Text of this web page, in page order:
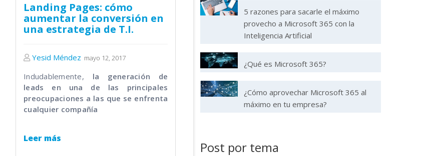
Landing Pages: cómo
aumentar la conversión en
una estrategia de T.I.
Yesid Méndez mayo 12, 2017
Indudablemente, la generación de
leads en una de las principales
preocupaciones a las que se enfrenta
cualquier compañía
Leer más
5 razones para sacarle el máximo
provecho a Microsoft 365 con la
Inteligencia Artificial
¿Qué es Microsoft 365?
¿Cómo aprovechar Microsoft 365 al
máximo en tu empresa?
Post por tema